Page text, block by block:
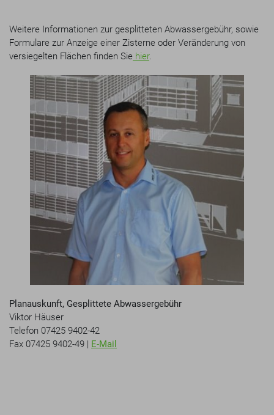
Weitere Informationen zur gesplitteten Abwassergebühr, sowie
Formulare zur Anzeige einer Zisterne oder Veränderung von
versiegelten Flächen finden Sie hier.
Planauskunft, Gesplittete Abwassergebühr
Viktor Häuser
Telefon 07425 9402-42
Fax 07425 9402-49 | E-Mail